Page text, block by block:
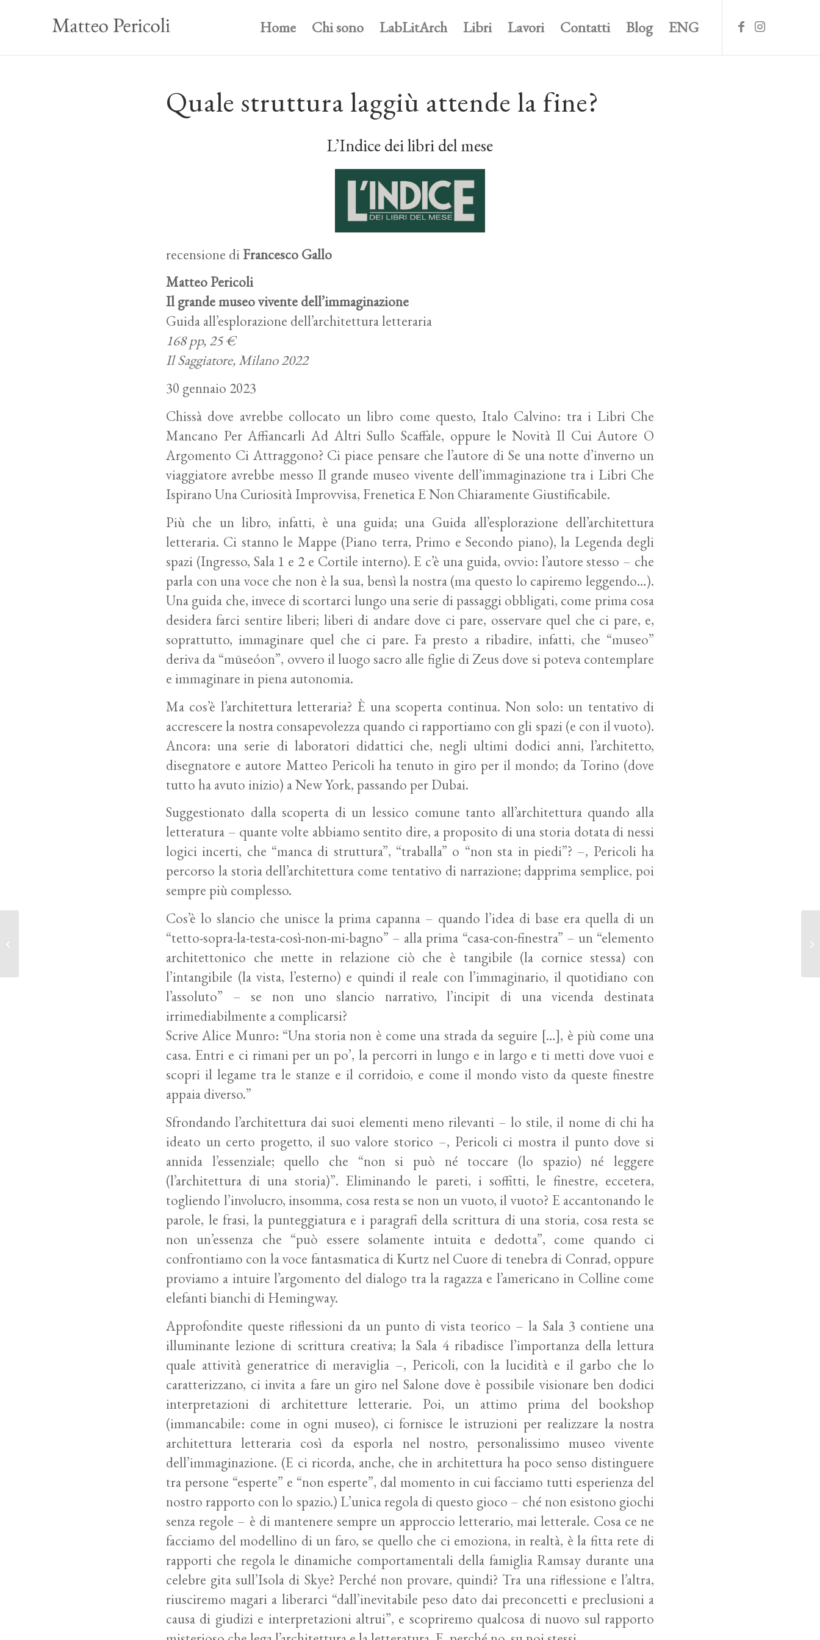
Home Chi sono LabLitArch Libri Lavori Contatti Blog ENG
Quale struttura laggiù attende la fine?
L’Indice dei libri del mese
recensione diFrancesco Gallo
Matteo Pericoli
Il grande museo vivente dell’immaginazione
Guida all’esplorazione dell’architettura letteraria
168 pp, 25 €
Il Saggiatore, Milano 2022
30 gennaio 2023
Chissà dove avrebbe collocato un libro come questo, Italo Calvino: tra i Libri Che
Mancano Per Affiancarli Ad Altri Sullo Scaffale, oppure le Novità Il Cui Autore O
Argomento Ci Attraggono? Ci piace pensare che l’autore di Se una notte d’inverno un
viaggiatore avrebbe messo Il grande museo vivente dell’immaginazione tra i Libri Che
Ispirano Una Curiosità Improvvisa, Frenetica E Non Chiaramente Giustificabile.
Più che un libro, infatti, è una guida; una Guida all’esplorazione dell’architettura
letteraria. Ci stanno le Mappe (Piano terra, Primo e Secondo piano), la Legenda degli
spazi (Ingresso, Sala 1 e 2 e Cortile interno). E c’è una guida, ovvio: l’autore stesso – che
parla con una voce che non è la sua, bensì la nostra (ma questo lo capiremo leggendo…).
Una guida che, invece di scortarci lungo una serie di passaggi obbligati, come prima cosa
desidera farci sentire liberi; liberi di andare dove ci pare, osservare quel che ci pare, e,
soprattutto, immaginare quel che ci pare. Fa presto a ribadire, infatti, che “museo”
deriva da “mūseóon”, ovvero il luogo sacro alle figlie di Zeus dove si poteva contemplare
e immaginare in piena autonomia.
Ma cos’è l’architettura letteraria? È una scoperta continua. Non solo: un tentativo di
accrescere la nostra consapevolezza quando ci rapportiamo con gli spazi (e con il vuoto).
Ancora: una serie di laboratori didattici che, negli ultimi dodici anni, l’architetto,
disegnatore e autore Matteo Pericoli ha tenuto in giro per il mondo; da Torino (dove
tutto ha avuto inizio) a New York, passando per Dubai.
Suggestionato dalla scoperta di un lessico comune tanto all’architettura quando alla
letteratura – quante volte abbiamo sentito dire, a proposito di una storia dotata di nessi
logici incerti, che “manca di struttura”, “traballa” o “non sta in piedi”? –, Pericoli ha
percorso la storia dell’architettura come tentativo di narrazione; dapprima semplice, poi
sempre più complesso.
Cos’è lo slancio che unisce la prima capanna – quando l’idea di base era quella di un
“tetto-sopra-la-testa-così-non-mi-bagno” – alla prima “casa-con-finestra” – un “elemento
architettonico che mette in relazione ciò che è tangibile (la cornice stessa) con
l’intangibile (la vista, l’esterno) e quindi il reale con l’immaginario, il quotidiano con
l’assoluto” – se non uno slancio narrativo, l’incipit di una vicenda destinata
irrimediabilmente a complicarsi?
Scrive Alice Munro: “Una storia non è come una strada da seguire […], è più come una
casa. Entri e ci rimani per un po’, la percorri in lungo e in largo e ti metti dove vuoi e
scopri il legame tra le stanze e il corridoio, e come il mondo visto da queste finestre
appaia diverso.”
Sfrondando l’architettura dai suoi elementi meno rilevanti – lo stile, il nome di chi ha
ideato un certo progetto, il suo valore storico –, Pericoli ci mostra il punto dove si
annida l’essenziale; quello che “non si può né toccare (lo spazio) né leggere
(l’architettura di una storia)”. Eliminando le pareti, i soffitti, le finestre, eccetera,
togliendo l’involucro, insomma, cosa resta se non un vuoto,il vuoto? E accantonando le
parole, le frasi, la punteggiatura e i paragrafi della scrittura di una storia, cosa resta se
non un’essenza che “può essere solamente intuita e dedotta”, come quando ci
confrontiamo con la voce fantasmatica di Kurtz nel Cuore di tenebradi Conrad, oppure
proviamo a intuire l’argomento del dialogo tra la ragazza e l’americano in Colline come
elefanti bianchidi Hemingway.
Approfondite queste riflessioni da un punto di vista teorico – la Sala 3 contiene una
illuminante lezione di scrittura creativa; la Sala 4 ribadisce l’importanza della lettura
quale attività generatrice di meraviglia –, Pericoli, con la lucidità e il garbo che lo
caratterizzano, ci invita a fare un giro nel Salone dove è possibile visionare ben dodici
interpretazioni di architetture letterarie. Poi, un attimo prima del bookshop
(immancabile: come in ogni museo), ci fornisce le istruzioni per realizzare la nostra
architettura letteraria così da esporla nel nostro, personalissimo museo vivente
dell’immaginazione. (E ci ricorda, anche, che in architettura ha poco senso distinguere
tra persone “esperte” e “non esperte”, dal momento in cui facciamo tutti esperienza del
nostro rapporto con lo spazio.) L’unica regola di questo gioco – ché non esistono giochi
senza regole – è di mantenere sempre un approccio letterario, mai letterale. Cosa ce ne
facciamo del modellino di un faro, se quello che ci emoziona, in realtà, è la fitta rete di
rapporti che regola le dinamiche comportamentali della famiglia Ramsay durante una
celebre gita sull’Isola di Skye? Perché non provare, quindi? Tra una riflessione e l’altra,
riusciremo magari a liberarci “dall’inevitabile peso dato dai preconcetti e preclusioni a
causa di giudizi e interpretazioni altrui”, e scopriremo qualcosa di nuovo sul rapporto